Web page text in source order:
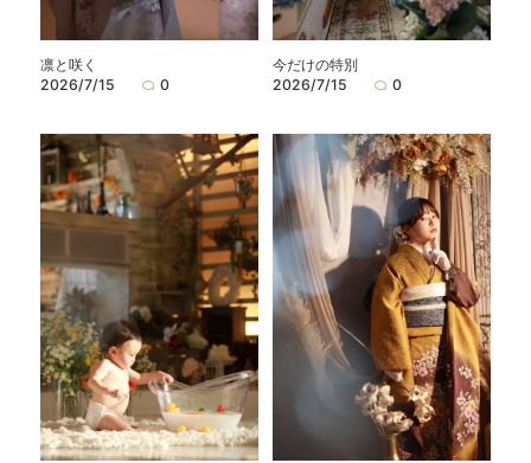
凛と咲く
2026/7/15
0
今だけの特別
2026/7/15
0